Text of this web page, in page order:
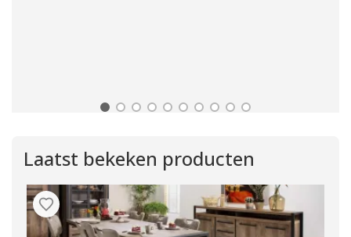
Laatst bekeken producten